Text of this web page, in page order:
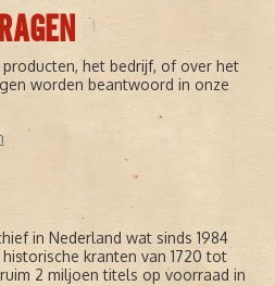
het bedrijf, of over het
worden beantwoord in onze
in Nederland wat sinds 1984
kranten van 1720 tot
2 miljoen titels op voorraad in